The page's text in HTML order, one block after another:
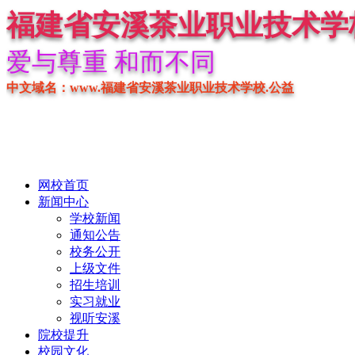
福建省安溪茶业职业技术学
爱与尊重 和而不同
中文域名：www.福建省安溪茶业职业技术学校.公益
网校首页
新闻中心
学校新闻
通知公告
校务公开
上级文件
招生培训
实习就业
视听安溪
院校提升
校园文化